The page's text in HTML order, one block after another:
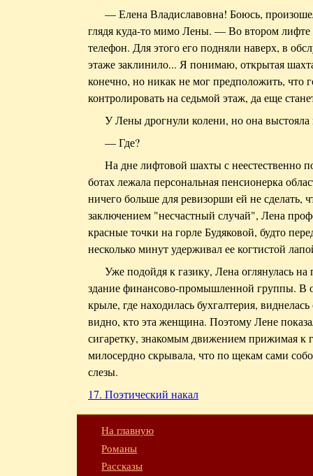
— Елена Владиславовна! Боюсь,
глядя куда-то мимо Лены. — Во втором лифте
телефон. Для этого его подняли наверх, в
этаже заклинило... Я понимаю, открытая
конечно, но никак не мог предположить, что
контролировать на седьмой этаж, да еще
У Лены дрогнули колени, но она
— Где?
На дне лифтовой шахты с неестественно
ботах лежала персональная пенсионерка
ничего больше для ревизорши ей не сделать,
заключением "несчастный случай", Лена
красные точки на горле Будяковой, будто
несколько минут удерживал ее когтистой
Уже подойдя к газику, Лена оглянулась
здание финансово-промышленной группы. В
крыле, где находилась бухгалтерия,
видно, кто эта женщина. Поэтому Лене
сигаретку, знакомым движением прижимая к
милосердно скрывала, что по щекам сами
слезы.
17. Поэтический накал
На главную
Романы
Рассказы